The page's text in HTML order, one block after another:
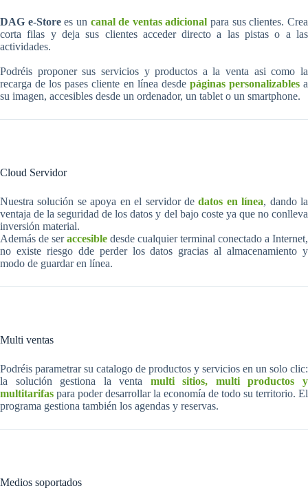
DAG e-Storees un canal de ventas adicional para sus clientes. Crea
corta filas y deja sus clientes acceder directo a las pistas o a las
actividades.
Podréis proponer sus servicios y productos a la venta asi como la
recarga de los pases cliente en línea desde páginas personalizablesa
su imagen, accesibles desde un ordenador, un tablet o un smartphone.
Cloud Servidor
Nuestra solución se apoya en el servidor dedatos en línea, dando la
ventaja de la seguridad de los datos y del bajo coste ya que no conlleva
inversión material.
Además de seraccesible desde cualquier terminal conectado a Internet,
no existe riesgo dde perder los datos gracias al almacenamiento y
modo de guardar en línea.
Multi ventas
Podréis parametrar su catalogo de productos y servicios en un solo clic:
la solución gestiona la venta multi sitios, multi productos y
multitarifas para poder desarrollar la economía de todo su territorio. El
programa gestiona también los agendas y reservas.
Medios soportados